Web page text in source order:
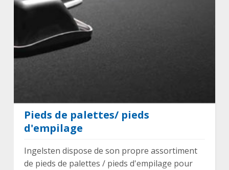
Pieds de palettes/ pieds
d'empilage
Ingelsten dispose de son propre assortiment
de pieds de palettes / pieds d'empilage pour